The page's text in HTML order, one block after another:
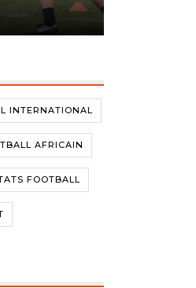
INTERNATIONAL
AFRICAIN
FOOTBALL